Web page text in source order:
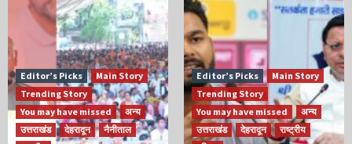
Editor’s Picks
Main Story
Trending Story
You may have missed
अन्य
उत्तराखंड
देहरादून
नैनीताल
Editor’s Picks
Main Story
Trending Story
You may have missed
अन्य
उत्तराखंड
देहरादून
राष्ट्रीय